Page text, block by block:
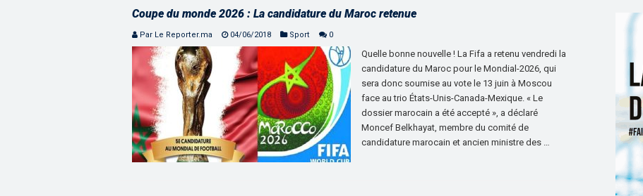
Coupe du monde 2026 : La candidature du Maroc retenue
Par Le Reporter.ma 04/06/2018 Sport 0
Quelle bonne nouvelle ! La Fifa a retenu vendredi la
candidature du Maroc pour le Mondial-2026, qui
sera donc soumise au vote le 13 juin à Moscou
face au trio États-Unis-Canada-Mexique. « Le
dossier marocain a été accepté », a déclaré
Moncef Belkhayat, membre du comité de
candidature marocain et ancien ministre des …